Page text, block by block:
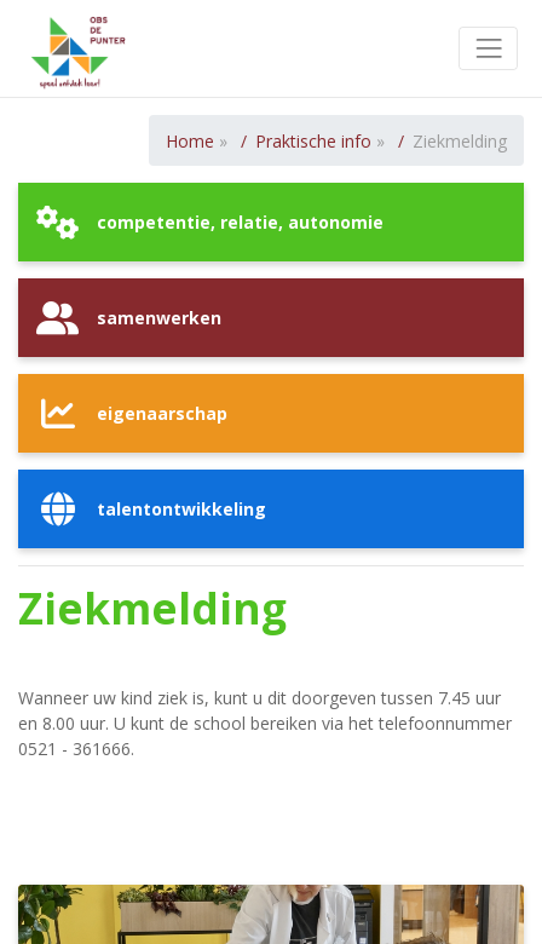
Home » Praktische info » Ziekmelding
competentie, relatie, autonomie
samenwerken
eigenaarschap
talentontwikkeling
Ziekmelding
Wanneer uw kind ziek is, kunt u dit doorgeven tussen 7.45 uur
en 8.00 uur. U kunt de school bereiken via het telefoonnummer
0521 - 361666.